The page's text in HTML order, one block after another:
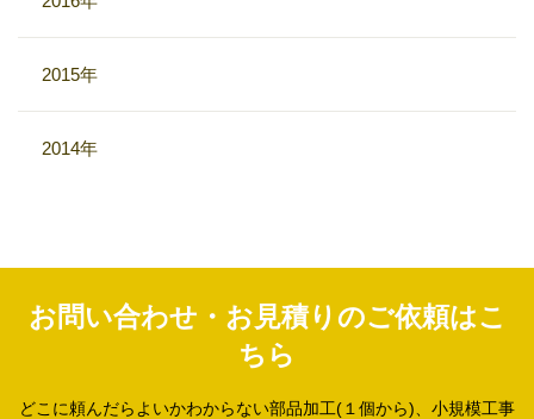
2015年
2014年
お問い合わせ・お見積りのご依頼はこ
ちら
どこに頼んだらよいかわからない部品加工(１個から)、小規模工事